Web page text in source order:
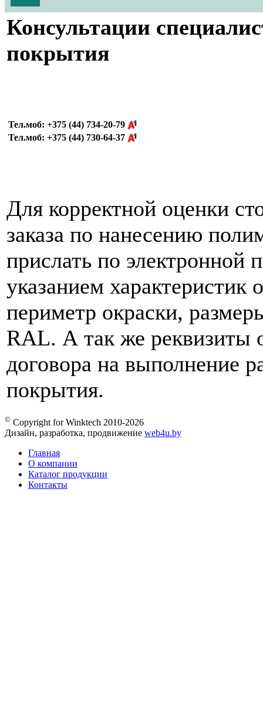
Консультации
покрытия
Тел.моб: +375 (44) 734-20-79
Тел.моб: +375 (44) 730-64-37
Для корректной оценки
заказа по нанесению
прислать по электронной
указанием характеристик
периметр окраски,
RAL. А так же реквизиты
договора на выполнение
покрытия.
© Copyright for Winktech 2010-2026
Дизайн, разработка, продвижение web4u.by
Главная
О компании
Каталог продукции
Контакты